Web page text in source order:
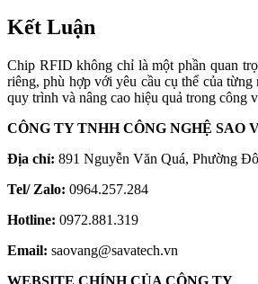
Hotline:0972.881.319
Email:saovang@savatech.vn
WEBSITE CHÍNH CỦA CÔNG TY
//www.savatech.vn/
//temrfid.com.vn/
//8b0009ec975e.sn.mynetname.net/
//8b0009ec975e.sn.mynetname.net/
//8b0009ec975e.sn.mynetname.net/
Bài viết liên quan